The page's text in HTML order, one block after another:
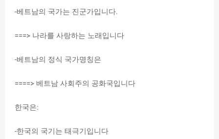
-베트남의 국가는 진군가입니다.
===> 나라를 사랑하는 노래입니다
-베트남의 정식 국가명칭은
====> 베트남 사회주의 공화국입니다
한국은:
-한국의 국기는 태극기입니다